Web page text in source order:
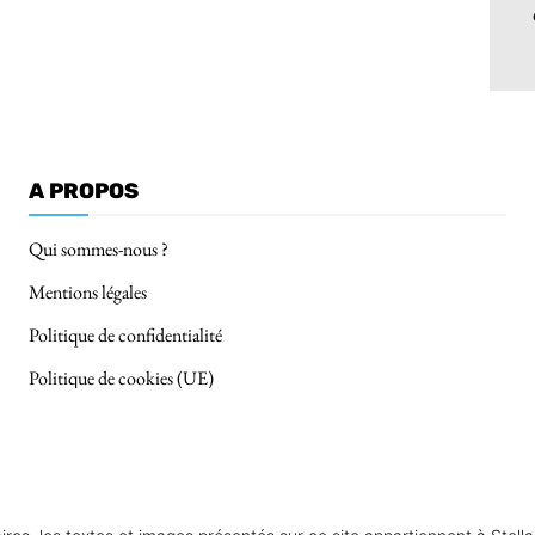
A PROPOS
Qui sommes-nous ?
Mentions légales
Politique de confidentialité
Politique de cookies (UE)